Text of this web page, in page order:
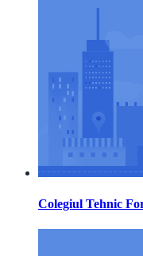
Colegiul Tehnic